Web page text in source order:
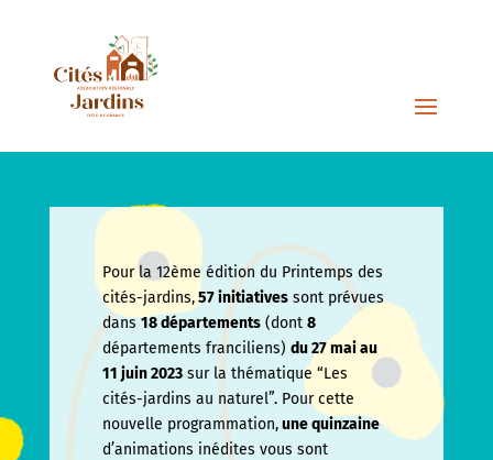
Pour la 12ème édition du Printemps des
cités-jardins,57 initiativessont prévues
dans18 départements(dont 8
départements franciliens) du 27 mai au
11 juin2023sur la thématique “Les
cités-jardins au naturel”. Pour cette
nouvelle programmation,une quinzaine
d’animations inédites vous sont